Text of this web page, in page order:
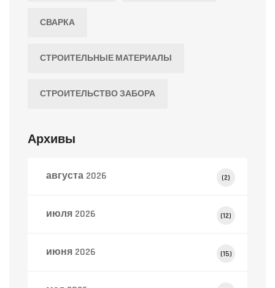
СВАРКА
СТРОИТЕЛЬНЫЕ МАТЕРИАЛЫ
СТРОИТЕЛЬСТВО ЗАБОРА
Архивы
августа 2026 (2)
июля 2026 (12)
июня 2026 (15)